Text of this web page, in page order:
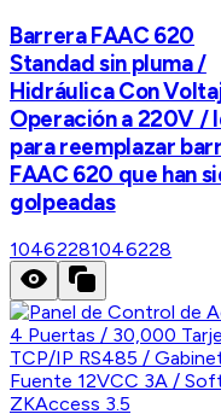
Barrera FAAC 620
Standad sin pluma /
Hidráulica Con
Operación a 220V /
para reemplazar
FAAC 620 que han
golpeadas
10462281046228